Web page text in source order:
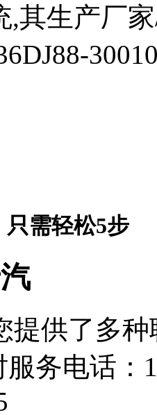
,其生产厂
需轻松5步
提供了多
服务电话：